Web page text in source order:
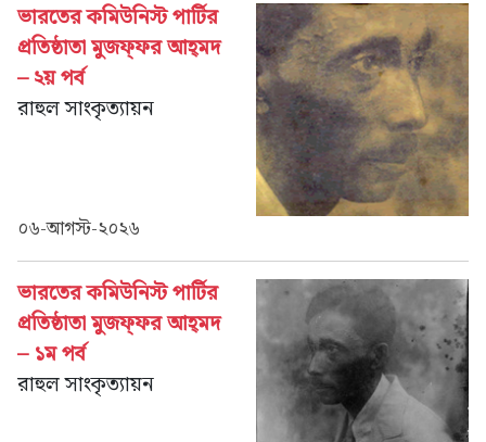
ভারতের কমিউনিস্ট পার্টির
প্রতিষ্ঠাতা মুজফ্‌ফর আহ্‌মদ
– ২য় পর্ব
রাহুল সাংকৃত্যায়ন
০৬-আগস্ট-২০২৬
ভারতের কমিউনিস্ট পার্টির
প্রতিষ্ঠাতা মুজফ্‌ফর আহ্‌মদ
– ১ম পর্ব
রাহুল সাংকৃত্যায়ন